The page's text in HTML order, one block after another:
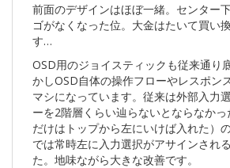
前面のデザインはほぼ一緒。センター
ゴがなくなった位。大金はたいて買い
す…
OSD用のジョイスティックも従来通り
かしOSD自体の操作フローやレスポン
マシになっています。従来は外部入力
ーを2階層くらい辿らないとならなか
だけはトップから左にいけば入れた）
では常時左に入力選択がアサインされ
た。地味ながら大きな改善です。